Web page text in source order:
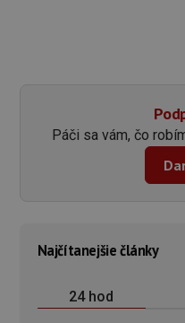
Páči sa vám, čo
Najčítanejšie články
24 hod